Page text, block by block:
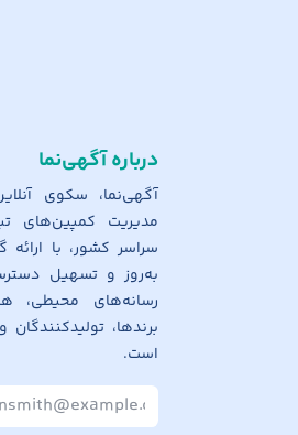
درباره آگهی‌نما
آگهی‌نما، سکوی
مدیریت کمپین‌های
سراسر کشور، با
به‌روز و تسهیل
رسانه‌های محیطی،
برندها، تولیدکنندگان
است.